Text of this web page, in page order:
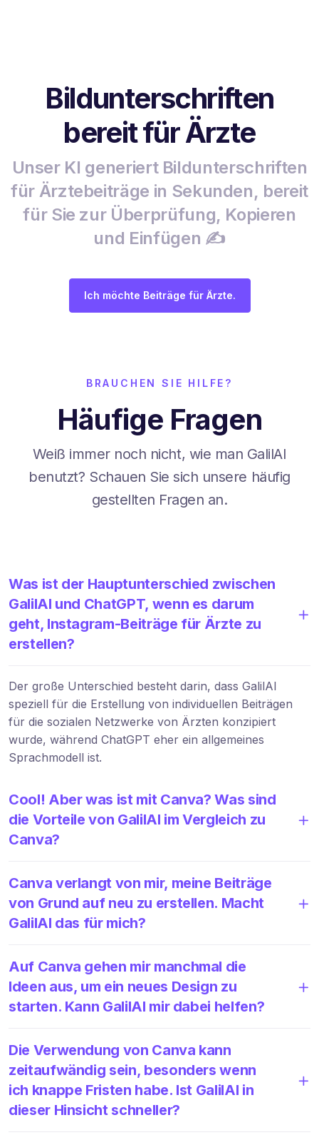
Bildunterschriften
bereit für Ärzte
Unser KI generiert Bildunterschriften
für Ärztebeiträge in Sekunden, bereit
für Sie zur Überprüfung, Kopieren
und Einfügen ✍️
Ich möchte Beiträge für Ärzte.
BRAUCHEN SIE HILFE?
Häufige Fragen
Weiß immer noch nicht, wie man GalilAI
benutzt? Schauen Sie sich unsere häufig
gestellten Fragen an.
Was ist der Hauptunterschied zwischen
GalilAI und ChatGPT, wenn es darum
geht, Instagram-Beiträge für Ärzte zu
erstellen?
Der große Unterschied besteht darin, dass GalilAI
speziell für die Erstellung von individuellen Beiträgen
für die sozialen Netzwerke von Ärzten konzipiert
wurde, während ChatGPT eher ein allgemeines
Sprachmodell ist.
Cool! Aber was ist mit Canva? Was sind
die Vorteile von GalilAI im Vergleich zu
Canva?
Canva verlangt von mir, meine Beiträge
von Grund auf neu zu erstellen. Macht
GalilAI das für mich?
Auf Canva gehen mir manchmal die
Ideen aus, um ein neues Design zu
starten. Kann GalilAI mir dabei helfen?
Die Verwendung von Canva kann
zeitaufwändig sein, besonders wenn
ich knappe Fristen habe. Ist GalilAI in
dieser Hinsicht schneller?